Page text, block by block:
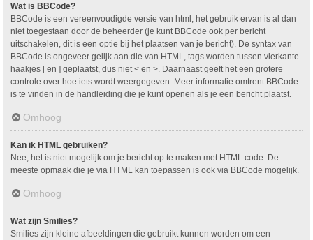
Wat is BBCode?
BBCode is een vereenvoudigde versie van html, het gebruik ervan is al dan
niet toegestaan door de beheerder (je kunt BBCode ook per bericht
uitschakelen, dit is een optie bij het plaatsen van je bericht). De syntax van
BBCode is ongeveer gelijk aan die van HTML, tags worden tussen vierkante
haakjes [ en ] geplaatst, dus niet < en >. Daarnaast geeft het een grotere
controle over hoe iets wordt weergegeven. Meer informatie omtrent BBCode
is te vinden in de handleiding die je kunt openen als je een bericht plaatst.
Omhoog
Kan ik HTML gebruiken?
Nee, het is niet mogelijk om je bericht op te maken met HTML code. De
meeste opmaak die je via HTML kan toepassen is ook via BBCode mogelijk.
Omhoog
Wat zijn Smilies?
Smilies zijn kleine afbeeldingen die gebruikt kunnen worden om een